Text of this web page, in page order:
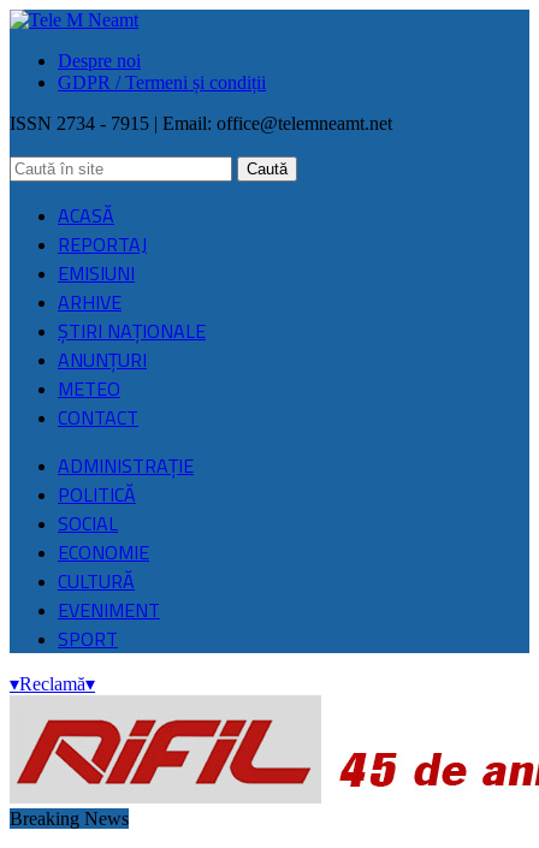
Despre noi
GDPR / Termeni și condiții
ISSN 2734 - 7915 | Email: office@telemneamt.net
ACASĂ
REPORTAJ
EMISIUNI
ARHIVE
ŞTIRI NAŢIONALE
ANUNȚURI
METEO
CONTACT
ADMINISTRAȚIE
POLITICĂ
SOCIAL
ECONOMIE
CULTURĂ
EVENIMENT
SPORT
▾Reclamă▾
Breaking News